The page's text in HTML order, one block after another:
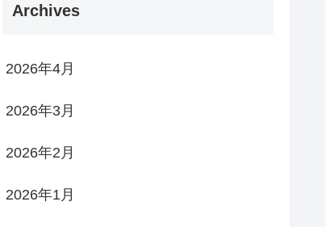
Archives
2026年4月
2026年3月
2026年2月
2026年1月